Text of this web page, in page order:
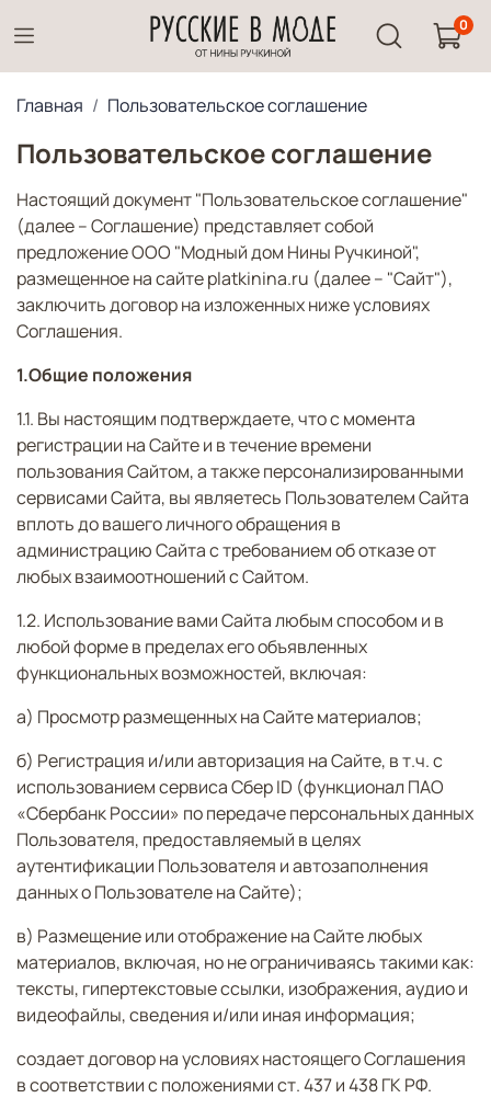
0
Главная Пользовательское соглашение
Пользовательское соглашение
Настоящий документ "Пользовательское соглашение"
(далее – Соглашение) представляет собой
предложение ООО "Модный дом Нины Ручкиной",
размещенное на сайте platkinina.ru (далее – "Сайт"),
заключить договор на изложенных ниже условиях
Соглашения.
1.Общие положения
1.1. Вы настоящим подтверждаете, что с момента
регистрации на Сайте и в течение времени
пользования Сайтом, а также персонализированными
сервисами Сайта, вы являетесь Пользователем Сайта
вплоть до вашего личного обращения в
администрацию Сайта с требованием об отказе от
любых взаимоотношений с Сайтом.
1.2. Использование вами Сайта любым способом и в
любой форме в пределах его объявленных
функциональных возможностей, включая:
а) Просмотр размещенных на Сайте материалов;
б) Регистрация и/или авторизация на Сайте, в т.ч.с
использованием сервиса Сбер ID (функционал ПАО
«Сбербанк России» по передаче персональных данных
Пользователя, предоставляемый в целях
аутентификации Пользователя и автозаполнения
данных о Пользователе на Сайте);
в) Размещение или отображение на Сайте любых
материалов, включая, но не ограничиваясь такими как:
тексты, гипертекстовые ссылки, изображения, аудио и
видеофайлы, сведения и/или иная информация;
создает договор на условиях настоящего Соглашения
в соответствии с положениями ст. 437 и 438 ГК РФ.